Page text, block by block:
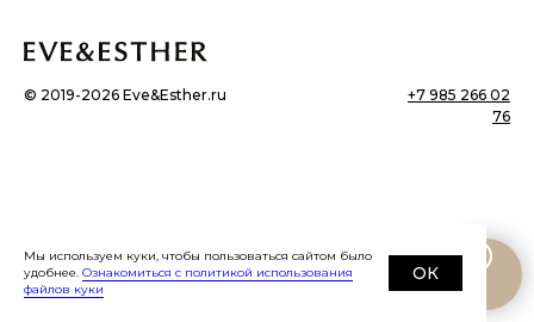
© 2019-2026 Eve&Esther.ru
+7 985 266 02
76
Мы используем куки, чтобы пользоваться сайтом было
удобнее. Ознакомиться с политикой использования
файлов куки
ОК